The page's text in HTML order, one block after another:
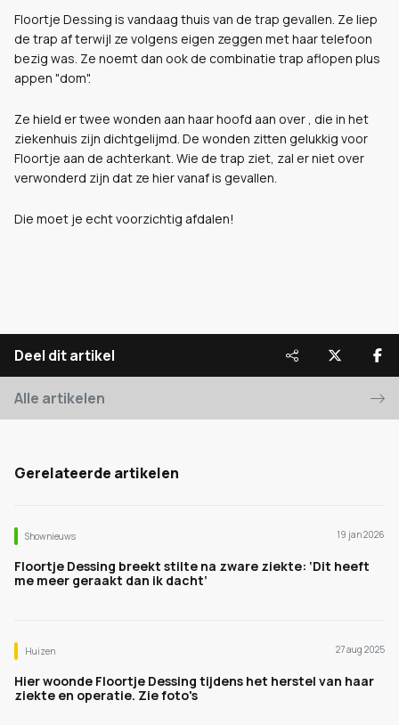
Floortje Dessing is vandaag thuis van de trap gevallen. Ze liep
de trap af terwijl ze volgens eigen zeggen met haar telefoon
bezig was. Ze noemt dan ook de combinatie trap aflopen plus
appen "dom".
Ze hield er twee wonden aan haar hoofd aan over , die in het
ziekenhuis zijn dichtgelijmd. De wonden zitten gelukkig voor
Floortje aan de achterkant. Wie de trap ziet, zal er niet over
verwonderd zijn dat ze hier vanaf is gevallen.
Die moet je echt voorzichtig afdalen!
Deel dit artikel
Alle artikelen
Gerelateerde artikelen
Shownieuws 19 jan 2026
Floortje Dessing breekt stilte na zware ziekte: ‘Dit heeft
me meer geraakt dan ik dacht’
Huizen 27 aug 2025
Hier woonde Floortje Dessing tijdens het herstel van haar
ziekte en operatie. Zie foto's